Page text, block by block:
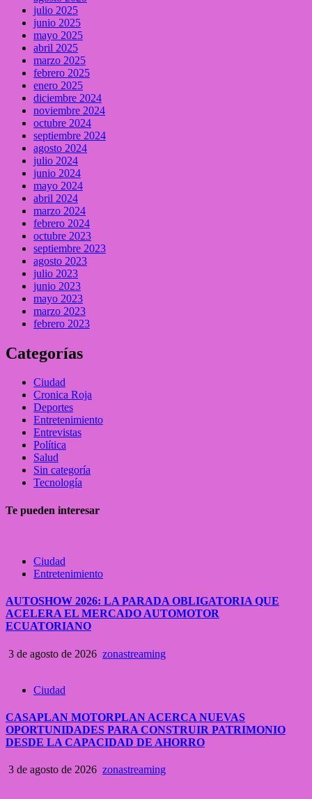
julio 2025
junio 2025
mayo 2025
abril 2025
marzo 2025
febrero 2025
enero 2025
diciembre 2024
noviembre 2024
octubre 2024
septiembre 2024
agosto 2024
julio 2024
junio 2024
mayo 2024
abril 2024
marzo 2024
febrero 2024
octubre 2023
septiembre 2023
agosto 2023
julio 2023
junio 2023
mayo 2023
marzo 2023
febrero 2023
Categorías
Ciudad
Cronica Roja
Deportes
Entretenimiento
Entrevistas
Política
Salud
Sin categoría
Tecnología
Te pueden interesar
Ciudad
Entretenimiento
AUTOSHOW 2026: LA PARADA OBLIGATORIA QUE
ACELERA EL MERCADO AUTOMOTOR
ECUATORIANO
3 de agosto de 2026 zonastreaming
Ciudad
CASAPLAN MOTORPLAN ACERCA NUEVAS
OPORTUNIDADES PARA CONSTRUIR PATRIMONIO
DESDE LA CAPACIDAD DE AHORRO
3 de agosto de 2026 zonastreaming